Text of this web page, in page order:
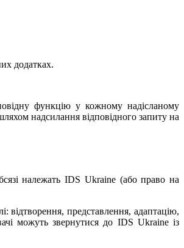
додатках.
функцію у кожному надісланому
надсилання відповідного запиту на
належатьIDS Ukraine (або право на
відтворення, представлення, адаптацію,
можуть звернутися до IDS Ukraine із